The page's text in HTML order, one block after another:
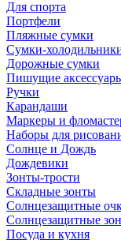
Для спорта
Портфели
Пляжные сумки
Сумки-
Дорожные сумки
Пишущие
Ручки
Карандаши
Маркеры и
Наборы для
Солнце и Дождь
Дождевики
Зонты-трости
Складные зонты
Солнцезащитные
Солнцезащитные
Посуда и кухня